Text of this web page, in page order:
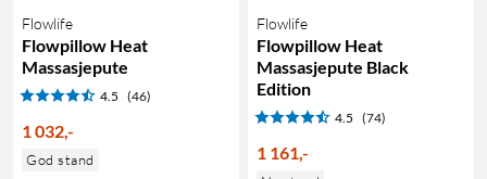
Flowlife
Flowpillow Heat
Massasjepute
4.5 (46)
1 032,-
God stand
Flowlife
Flowpillow Heat
Massasjepute Black
Edition
4.5 (74)
1 161,-